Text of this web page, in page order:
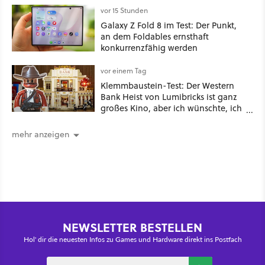
vor 15 Stunden
Galaxy Z Fold 8 im Test: Der Punkt,
an dem Foldables ernsthaft
konkurrenzfähig werden
vor einem Tag
Klemmbaustein-Test: Der Western
Bank Heist von Lumibricks ist ganz
großes Kino, aber ich wünschte, ich
mehr anzeigen
NEWSLETTER BESTELLEN
Hol' dir die neuesten Infos zu Games und Hardware direkt ins Postfach